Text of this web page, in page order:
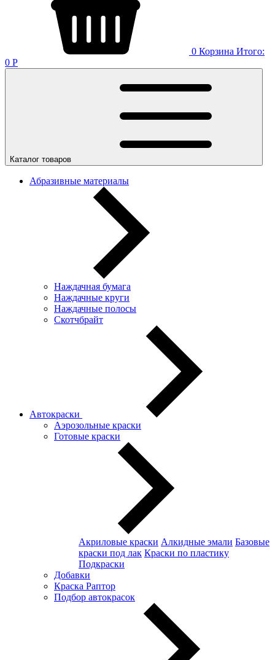
0 Корзина Итого:
0 Р
Каталог товаров
Абразивные материалы
Наждачная бумага
Наждачные круги
Наждачные полосы
Скотчбрайт
Автокраски
Аэрозольные краски
Готовые краски
Акриловые краски Алкидные эмали Базовые
краски под лак Краски по пластику
Подкраски
Добавки
Краска Раптор
Подбор автокрасок